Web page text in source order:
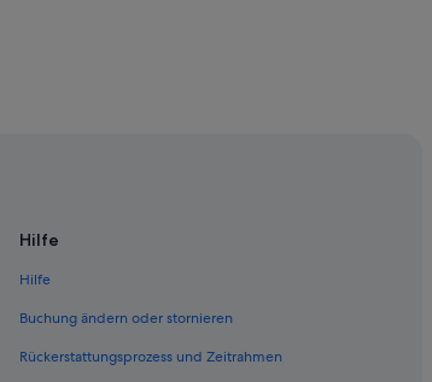
Hilfe
Hilfe
Buchung ändern oder stornieren
Rückerstattungsprozess und Zeitrahmen